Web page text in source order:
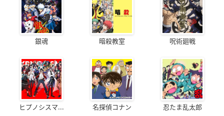
銀魂 暗殺教室 呪術廻戦
ヒプノシスマ... 名探偵コナン 忍たま乱太郎